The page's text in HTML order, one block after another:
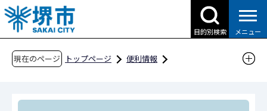
こ
の
ペ
目的別検索 メニュー
現在のページ トップページ
便利情報
申請書ダウンロード（企業の方へ）